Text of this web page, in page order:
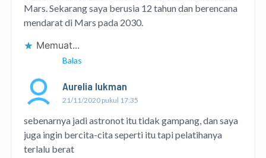
Mars. Sekarang saya berusia 12 tahun dan berencana
mendarat di Mars pada 2030.
Memuat...
Balas
Aurelia lukman
21/11/2020 pukul 17:35
sebenarnya jadi astronot itu tidak gampang, dan saya
juga ingin bercita-cita seperti itu tapi pelatihanya
terlalu berat